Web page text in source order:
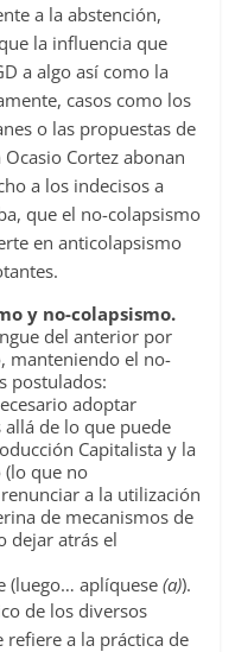
a la abstención,
la influencia que
a algo así como la
casos como los
o las propuestas de
Cortez abonan
a los indecisos a
que el no-colapsismo
en anticolapsismo
y no-colapsismo.
del anterior por
manteniendo el no-
postulados:
adoptar
de lo que puede
Capitalista y la
(lo que no
a la utilización
de mecanismos de
dejar atrás el
(luego… aplíquese(a)).
de los diversos
refiere a la práctica de